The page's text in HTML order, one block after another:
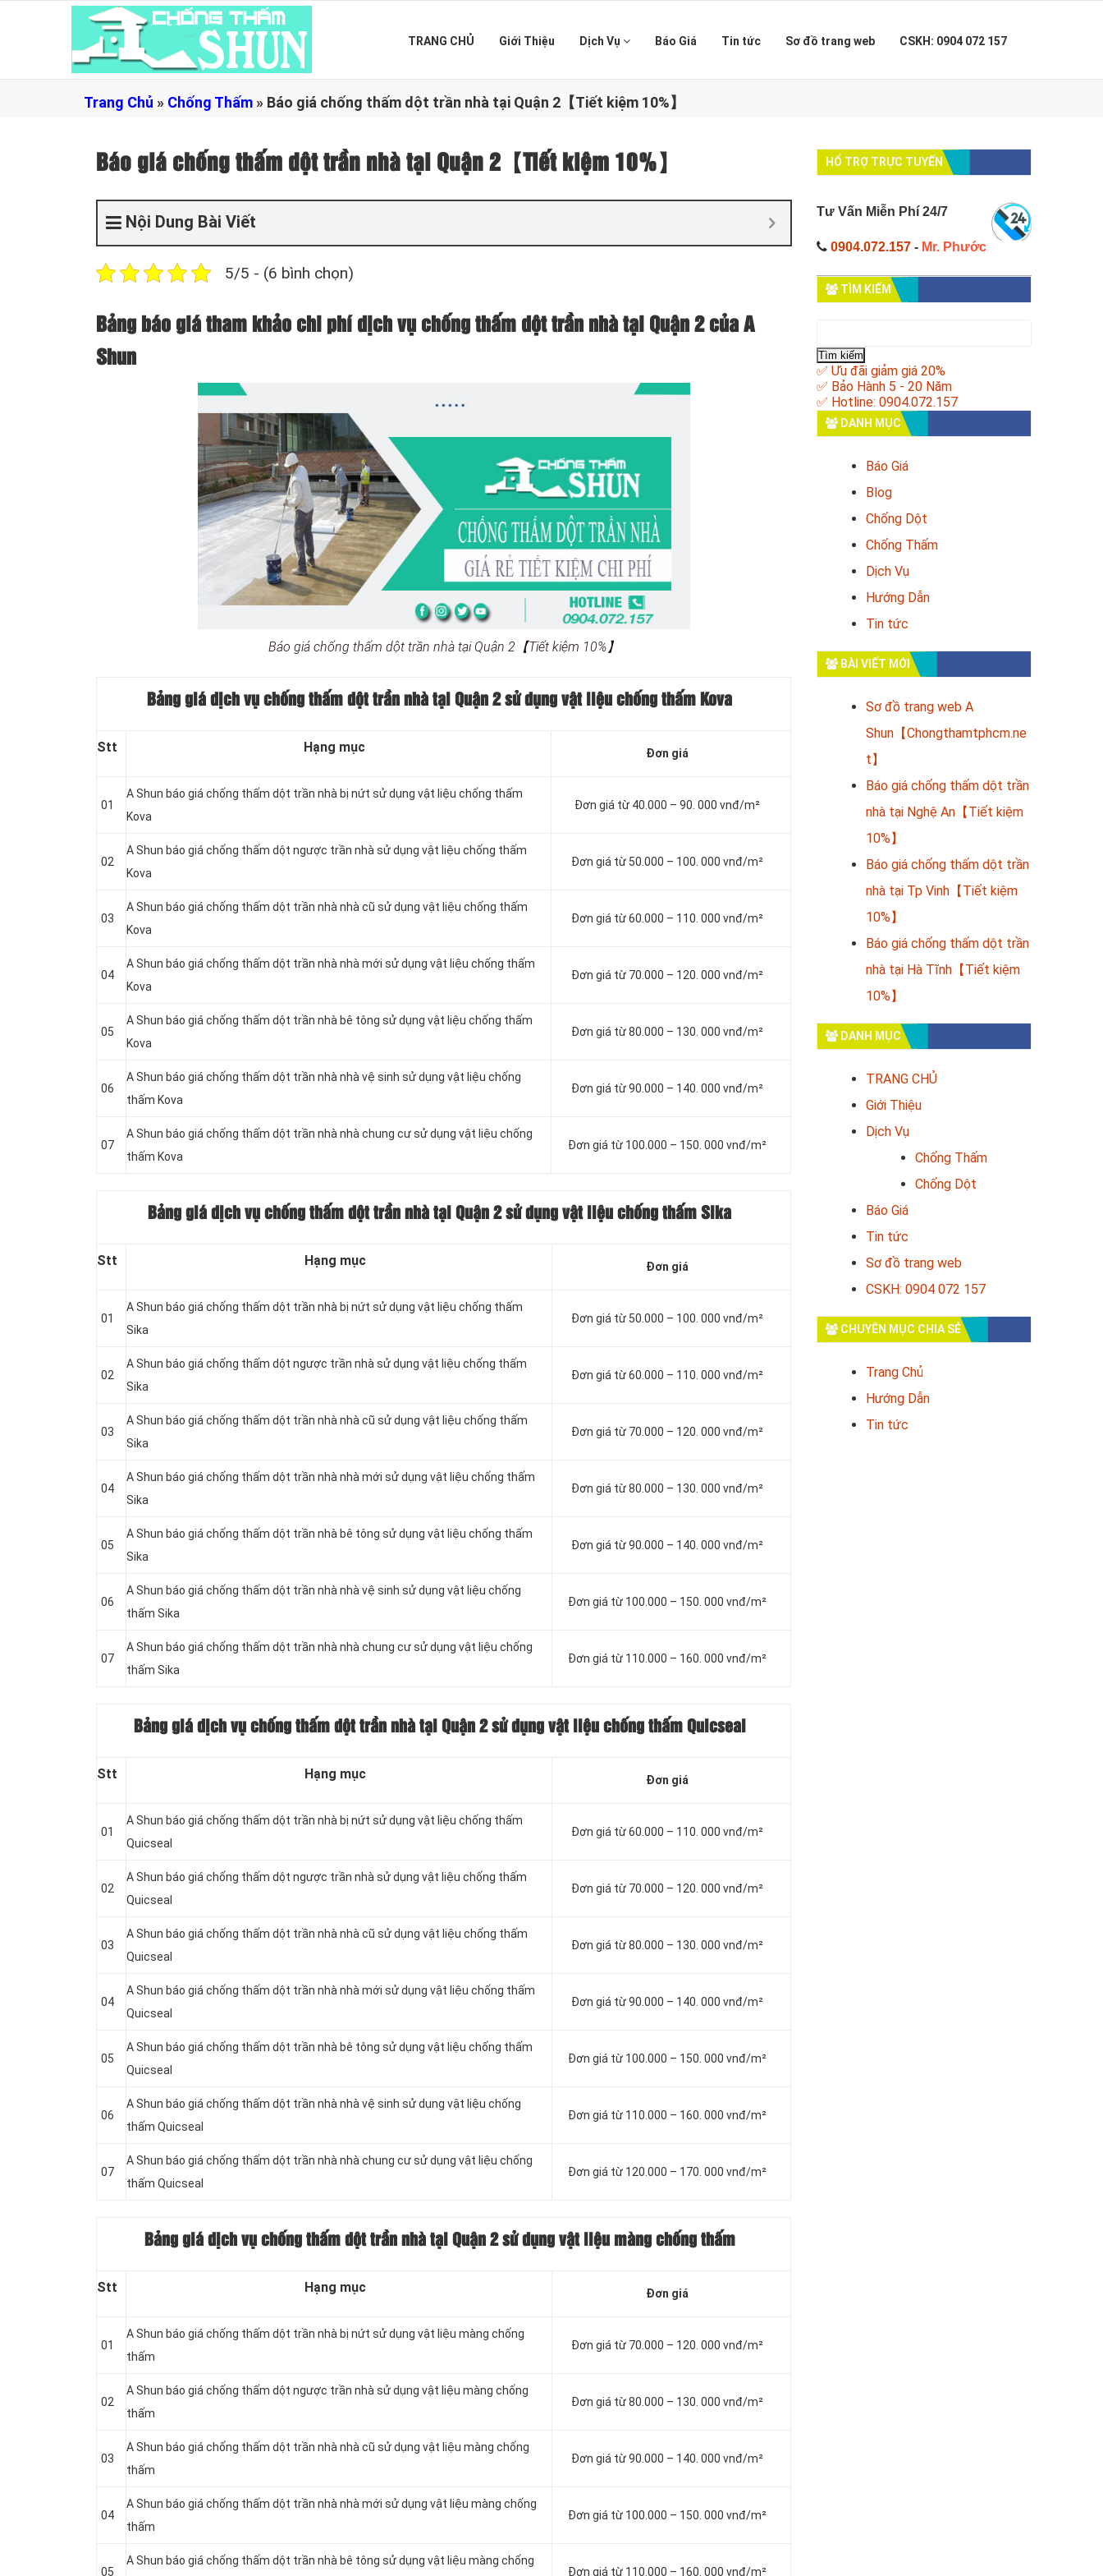
TRANG CHỦ Giới Thiệu Dịch Vụ Báo Giá Tin tức Sơ đồ trang web CSKH: 0904 072 157
Trang Chủ » Chống Thấm » Báo giá chống thấm dột trần nhà tại Quận 2【Tiết kiệm 10%】
Báo giá chống thấm dột trần nhà tại Quận 2【Tiết kiệm 10%】
Nội Dung Bài Viết
5/5 - (6 bình chọn)
Bảng báo giá tham khảo chi phí dịch vụ chống thấm dột trần nhà tại Quận 2 của A
Shun
Báo giá chống thấm dột trần nhà tại Quận 2【Tiết kiệm 10%】
Bảng giá dịch vụ chống thấm dột trần nhà tại Quận 2 sử dụng vật liệu chống thấm Kova
Stt Hạng mục Đơn giá
01
A Shun báo giá chống thấm dột trần nhà bị nứt sử dụng vật liệu chống thấm
Kova
Đơn giá từ 40.000 – 90. 000 vnđ/m²
02
A Shun báo giá chống thấm dột ngược trần nhà sử dụng vật liệu chống thấm
Kova
Đơn giá từ 50.000 – 100. 000 vnđ/m²
03
A Shun báo giá chống thấm dột trần nhà nhà cũ sử dụng vật liệu chống thấm
Kova
Đơn giá từ 60.000 – 110. 000 vnđ/m²
04
A Shun báo giá chống thấm dột trần nhà nhà mới sử dụng vật liệu chống thấm
Kova
Đơn giá từ 70.000 – 120. 000 vnđ/m²
05
A Shun báo giá chống thấm dột trần nhà bê tông sử dụng vật liệu chống thấm
Kova
Đơn giá từ 80.000 – 130. 000 vnđ/m²
06
A Shun báo giá chống thấm dột trần nhà nhà vệ sinh sử dụng vật liệu chống
thấm Kova
Đơn giá từ 90.000 – 140. 000 vnđ/m²
07
A Shun báo giá chống thấm dột trần nhà nhà chung cư sử dụng vật liệu chống
thấm Kova
Đơn giá từ 100.000 – 150. 000 vnđ/m²
Bảng giá dịch vụ chống thấm dột trần nhà tại Quận 2 sử dụng vật liệu chống thấm Sika
Stt Hạng mục Đơn giá
01
A Shun báo giá chống thấm dột trần nhà bị nứt sử dụng vật liệu chống thấm
Sika
Đơn giá từ 50.000 – 100. 000 vnđ/m²
02
A Shun báo giá chống thấm dột ngược trần nhà sử dụng vật liệu chống thấm
Sika
Đơn giá từ 60.000 – 110. 000 vnđ/m²
03
A Shun báo giá chống thấm dột trần nhà nhà cũ sử dụng vật liệu chống thấm
Sika
Đơn giá từ 70.000 – 120. 000 vnđ/m²
04
A Shun báo giá chống thấm dột trần nhà nhà mới sử dụng vật liệu chống thấm
Sika
Đơn giá từ 80.000 – 130. 000 vnđ/m²
05
A Shun báo giá chống thấm dột trần nhà bê tông sử dụng vật liệu chống thấm
Sika
Đơn giá từ 90.000 – 140. 000 vnđ/m²
06
A Shun báo giá chống thấm dột trần nhà nhà vệ sinh sử dụng vật liệu chống
thấm Sika
Đơn giá từ 100.000 – 150. 000 vnđ/m²
07
A Shun báo giá chống thấm dột trần nhà nhà chung cư sử dụng vật liệu chống
thấm Sika
Đơn giá từ 110.000 – 160. 000 vnđ/m²
Bảng giá dịch vụ chống thấm dột trần nhà tại Quận 2 sử dụng vật liệu chống thấm Quicseal
Stt Hạng mục Đơn giá
01
A Shun báo giá chống thấm dột trần nhà bị nứt sử dụng vật liệu chống thấm
Quicseal
Đơn giá từ 60.000 – 110. 000 vnđ/m²
02
A Shun báo giá chống thấm dột ngược trần nhà sử dụng vật liệu chống thấm
Quicseal
Đơn giá từ 70.000 – 120. 000 vnđ/m²
03
A Shun báo giá chống thấm dột trần nhà nhà cũ sử dụng vật liệu chống thấm
Quicseal
Đơn giá từ 80.000 – 130. 000 vnđ/m²
04
A Shun báo giá chống thấm dột trần nhà nhà mới sử dụng vật liệu chống thấm
Quicseal
Đơn giá từ 90.000 – 140. 000 vnđ/m²
05
A Shun báo giá chống thấm dột trần nhà bê tông sử dụng vật liệu chống thấm
Quicseal
Đơn giá từ 100.000 – 150. 000 vnđ/m²
06
A Shun báo giá chống thấm dột trần nhà nhà vệ sinh sử dụng vật liệu chống
thấm Quicseal
Đơn giá từ 110.000 – 160. 000 vnđ/m²
07
A Shun báo giá chống thấm dột trần nhà nhà chung cư sử dụng vật liệu chống
thấm Quicseal
Đơn giá từ 120.000 – 170. 000 vnđ/m²
Bảng giá dịch vụ chống thấm dột trần nhà tại Quận 2 sử dụng vật liệu màng chống thấm
Stt Hạng mục Đơn giá
01
A Shun báo giá chống thấm dột trần nhà bị nứt sử dụng vật liệu màng chống
thấm
Đơn giá từ 70.000 – 120. 000 vnđ/m²
02
A Shun báo giá chống thấm dột ngược trần nhà sử dụng vật liệu màng chống
thấm
Đơn giá từ 80.000 – 130. 000 vnđ/m²
03
A Shun báo giá chống thấm dột trần nhà nhà cũ sử dụng vật liệu màng chống
thấm
Đơn giá từ 90.000 – 140. 000 vnđ/m²
04
A Shun báo giá chống thấm dột trần nhà nhà mới sử dụng vật liệu màng chống
thấm
Đơn giá từ 100.000 – 150. 000 vnđ/m²
05
A Shun báo giá chống thấm dột trần nhà bê tông sử dụng vật liệu màng chống
Đơn giá từ 110.000 – 160. 000 vnđ/m²
HỔ TRỢ TRỰC TUYẾN
Tư Vấn Miễn Phí 24/7
0904.072.157- Mr. Phước
TÌM KIẾM
cho:
✅ Ưu đãi giảm giá 20%
✅ Bảo Hành 5 - 20 Năm
✅ Hotline: 0904.072.157
DANH MỤC
Báo Giá
Blog
Chống Dột
Chống Thấm
Dịch Vụ
Hướng Dẫn
Tin tức
BÀI VIẾT MỚI
Sơ đồ trang web A
Shun【Chongthamtphcm.ne
t】
Báo giá chống thấm dột trần
nhà tại Nghệ An【Tiết kiệm
10%】
Báo giá chống thấm dột trần
nhà tại Tp Vinh【Tiết kiệm
10%】
Báo giá chống thấm dột trần
nhà tại Hà Tĩnh【Tiết kiệm
10%】
DANH MỤC
TRANG CHỦ
Giới Thiệu
Dịch Vụ
Chống Thấm
Chống Dột
Báo Giá
Tin tức
Sơ đồ trang web
CSKH: 0904 072 157
CHUYÊN MỤC CHIA SẺ
Trang Chủ
Hướng Dẫn
Tin tức